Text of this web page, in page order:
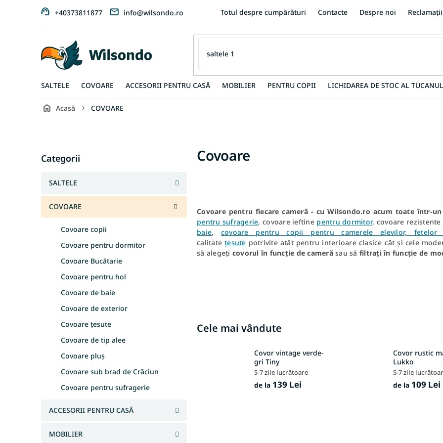
+40373811877 info@wilsondo.ro Totul despre cumpărături Contacte Despre noi
SALTELE COVOARE ACCESORII PENTRU CASĂ MOBILIER PENTRU COPII LICHIDAREA DE STOC AL
Acasă COVOARE
ă
l
e
a
peste
Categorii
SALTELE
COVOARE
Covoare copii
Covoare pentru dormitor
Covoare Bucătarie
Covoare pentru hol
Covoare de baie
Covoare de exterior
Covoare țesute
Covoare de tip alee
Covoare pluș
Covoare sub brad de Crăciun
Covoare pentru sufragerie
ACCESORII PENTRU CASĂ
MOBILIER
Covoare
Covoare pentru fiecare cameră - cu Wilsondo.ro acum toate într-
pentru sufragerie, covoare ieftine pentru dormitor, covoare rezistente
baie, covoare pentru copii pentru camerele elevilor, fetelor
calitatețesute potrivite atât pentru interioare clasice cât și cele
să alegeți covorul în funcție de camerăsau să filtrați în funcție de
Cele mai vândute
Covor vintage verde-
gri Tiny
5-7 zile lucrătoare
de la 139 Lei
Covor rustic
Lukko
5-7 zile
de la109 Lei